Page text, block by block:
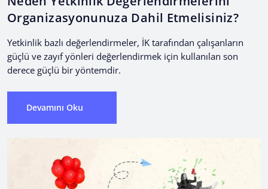
Organizasyonunuza Dahil Etmelisiniz?
Yetkinlik bazlı değerlendirmeler, İK tarafından çalışanların
güçlü ve zayıf yönleri değerlendirmek için kullanılan son
derece güçlü bir yöntemdir.
Devamını Oku